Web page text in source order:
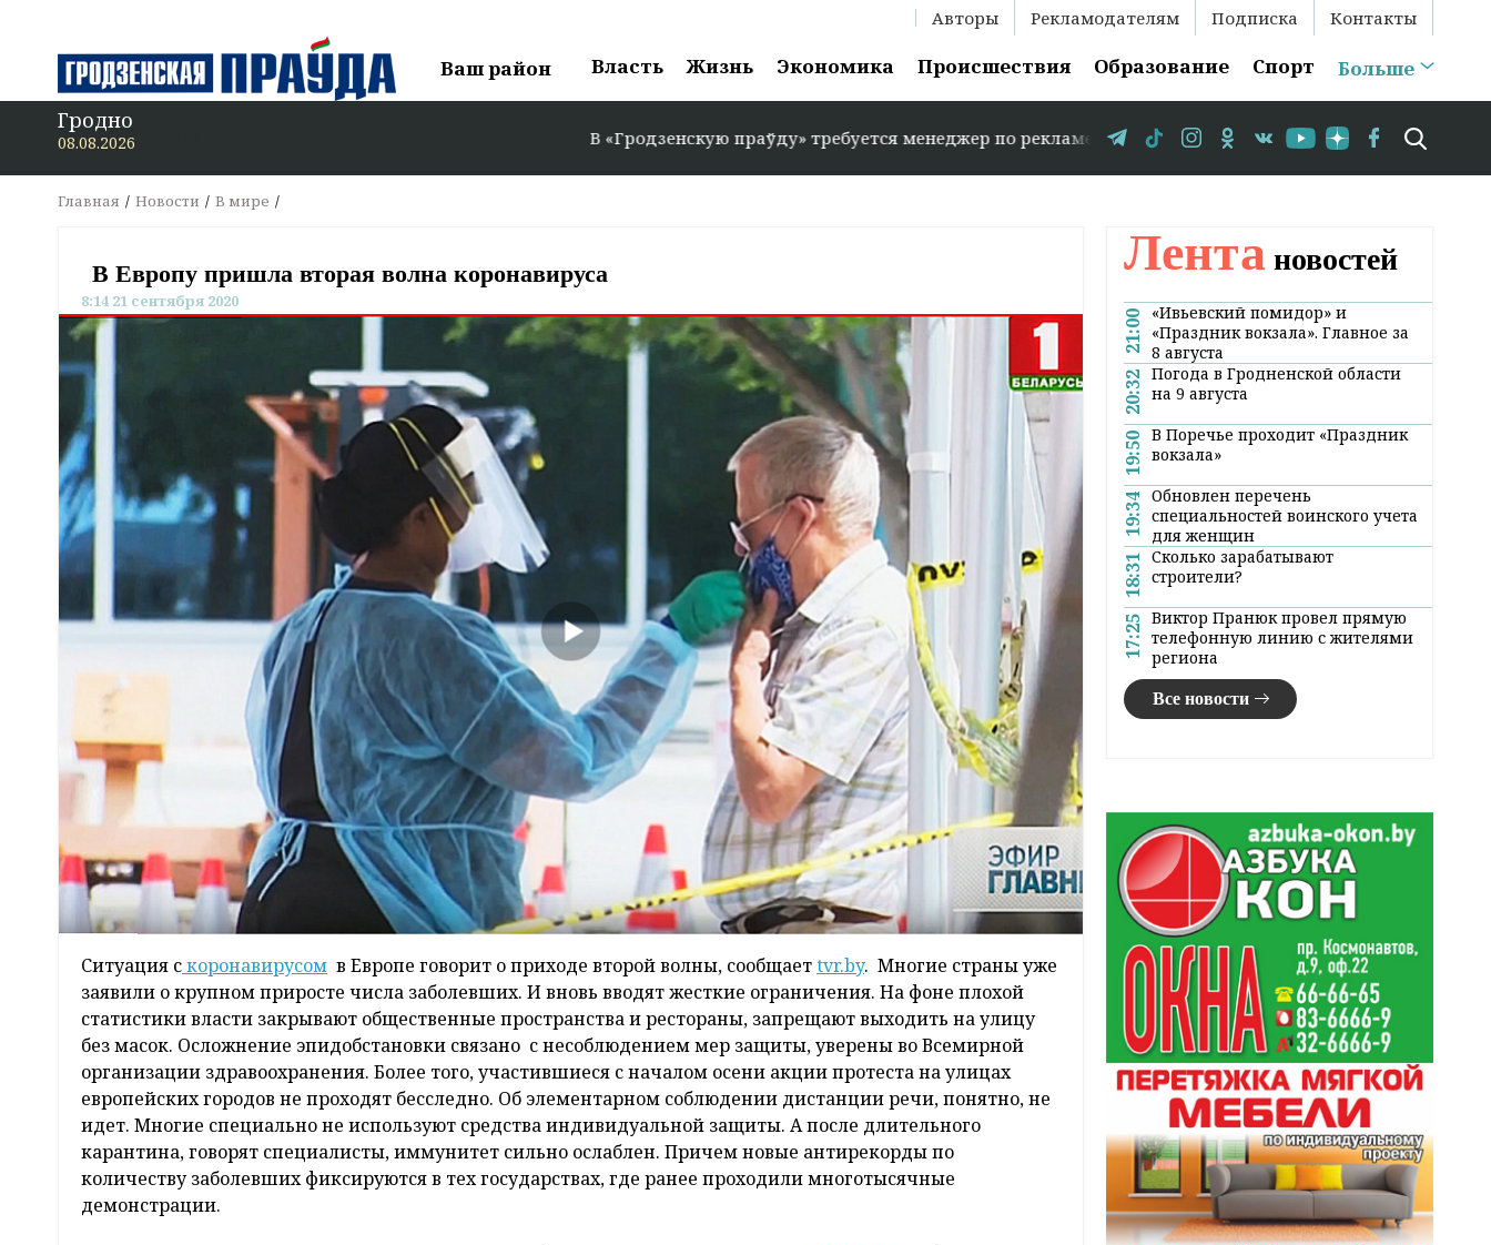
Авторы Рекламодателям Подписка Контакты
Ваш район Власть Жизнь Экономика Происшествия Образование Спорт Больше
Гродно
08.08.2026 В «Гродзенскую праўду» требуется менеджер по рекламе: +375 29 583-35-86 // В Гродно временно закрывается
Главная Новости В мире
В Европу пришла вторая волна коронавируса
8:14 21 сентября 2020
Ситуация скоронавирусом в Европе говорит о приходе второй волны, сообщаетtvr.by. Многие страны уже
заявили о крупном приросте числа заболевших. И вновь вводят жесткие ограничения. На фоне плохой
статистики власти закрывают общественные пространства и рестораны, запрещают выходить на улицу
без масок. Осложнение эпидобстановки связано с несоблюдением мер защиты, уверены во Всемирной
организации здравоохранения. Более того, участившиеся с началом осени акции протеста на улицах
европейских городов не проходят бесследно. Об элементарном соблюдении дистанции речи, понятно, не
идет. Многие специально не используют средства индивидуальной защиты. А после длительного
карантина, говорят специалисты, иммунитет сильно ослаблен. Причем новые антирекорды по
количеству заболевших фиксируются в тех государствах, где ранее проходили многотысячные
демонстрации.
Лента новостей
21:00
«Ивьевский помидор» и
«Праздник вокзала». Главное за
8 августа
20:32 Погода в Гродненской области
на 9 августа
19:50 В Поречье проходит «Праздник
вокзала»
19:34 Обновлен перечень
специальностей воинского учета
для женщин
18:31 Сколько зарабатывают
строители?
17:25 Виктор Пранюк провел прямую
телефонную линию с жителями
региона
Все новости